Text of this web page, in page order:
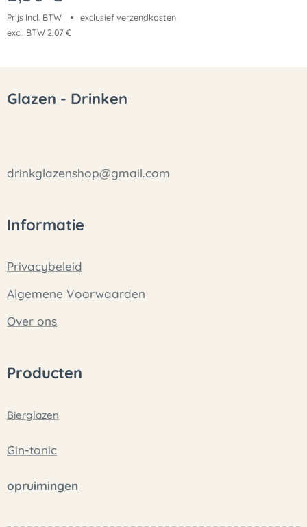
Prijs Incl. BTW
exclusief verzendkosten
excl. BTW 2,07 €
Glazen - Drinken
drinkglazenshop@gmail.com
Informatie
Privacybeleid
Algemene Voorwaarden
Over ons
Producten
Bierglazen
Gin-tonic
opruimingen